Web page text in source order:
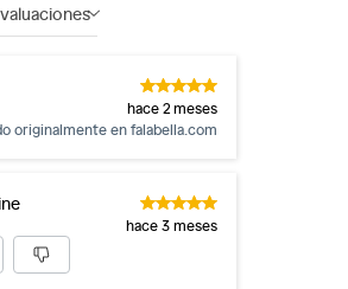
hace 2 meses
originalmente enfalabella.com
hace 3 meses